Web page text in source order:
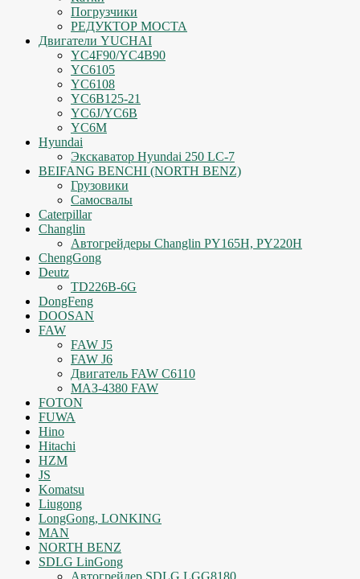
Погрузчики
РЕДУКТОР МОСТА
Двигатели YUCHAI
YC4F90/YC4B90
YC6105
YC6108
YC6B125-21
YC6J/YC6B
YC6M
Hyundai
Экскаватор Hyundai 250 LC-7
BEIFANG BENCHI (NORTH BENZ)
Грузовики
Самосвалы
Caterpillar
Changlin
Автогрейдеры Changlin PY165H, PY220H
ChengGong
Deutz
TD226B-6G
DongFeng
DOOSAN
FAW
FAW J5
FAW J6
Двигатель FAW C6110
МАЗ-4380 FAW
FOTON
FUWA
Hino
Hitachi
HZM
JS
Komatsu
Liugong
LongGong, LONKING
MAN
NORTH BENZ
SDLG LinGong
Автогрейдер SDLG LGG8180